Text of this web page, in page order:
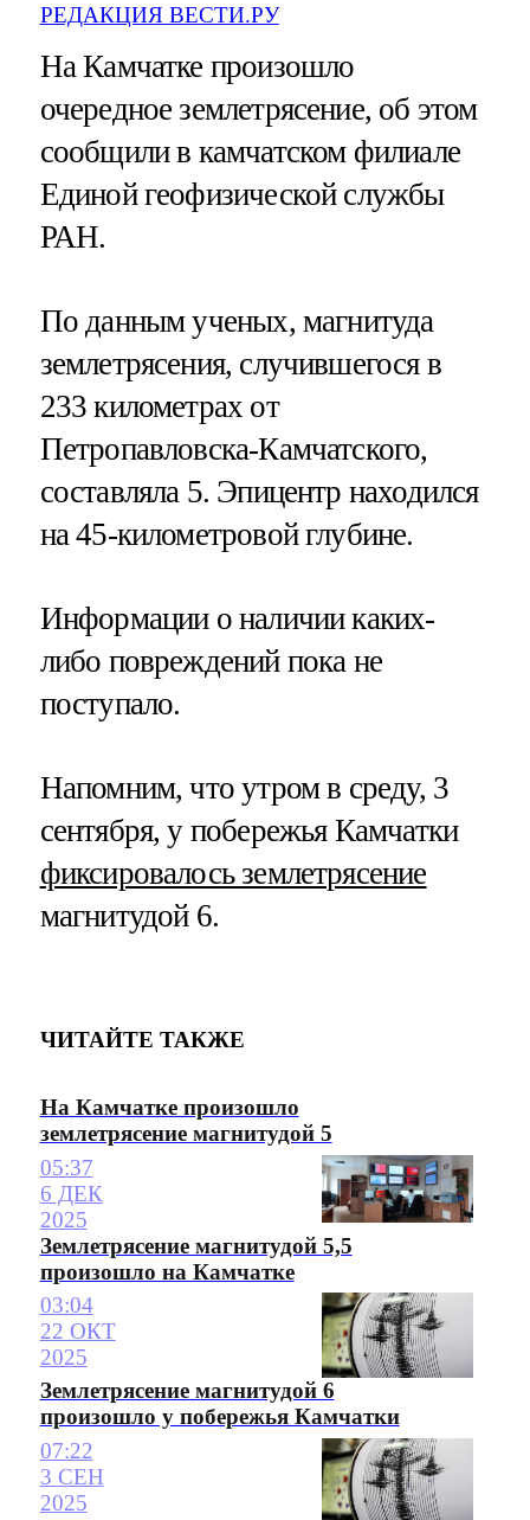
РЕДАКЦИЯ ВЕСТИ.РУ
На Камчатке произошло
очередное землетрясение, об этом
сообщили в камчатском филиале
Единой геофизической службы
РАН.
По данным ученых, магнитуда
землетрясения, случившегося в
233 километрах от
Петропавловска-Камчатского,
составляла 5. Эпицентр находился
на 45-километровой глубине.
Информации о наличии каких-
либо повреждений пока не
поступало.
Напомним, что утром в среду, 3
сентября, у побережья Камчатки
фиксировалось землетрясение
магнитудой 6.
ЧИТАЙТЕ ТАКЖЕ
На Камчатке произошло
землетрясение магнитудой 5
05:37
6 ДЕК
2025
Землетрясение магнитудой 5,5
произошло на Камчатке
03:04
22 ОКТ
2025
Землетрясение магнитудой 6
произошло у побережья Камчатки
07:22
3 СЕН
2025